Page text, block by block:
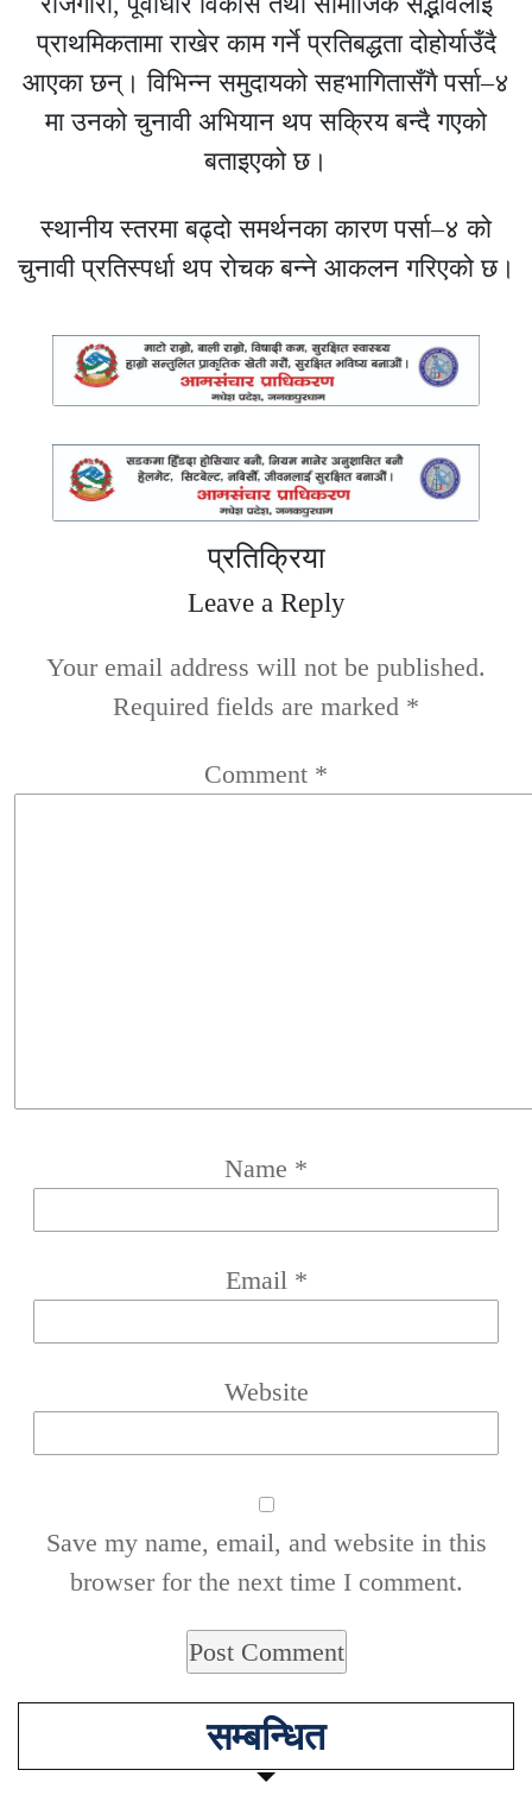
प्राथमिकतामा राखेर काम गर्ने प्रतिबद्धता दोहोर्याउँदै
आएका छन्। विभिन्न समुदायको सहभागितासँगै पर्सा–४
मा उनको चुनावी अभियान थप सक्रिय बन्दै गएको
बताइएको छ।
स्थानीय स्तरमा बढ्दो समर्थनका कारण पर्सा–४ को
चुनावी प्रतिस्पर्धा थप रोचक बन्ने आकलन गरिएको छ।
प्रतिक्रिया
Leave a Reply
Your email address will not be published.
Required fields are marked *
Comment *
Name *
Email *
Website
Save my name, email, and website in this
browser for the next time I comment.
सम्बन्धित